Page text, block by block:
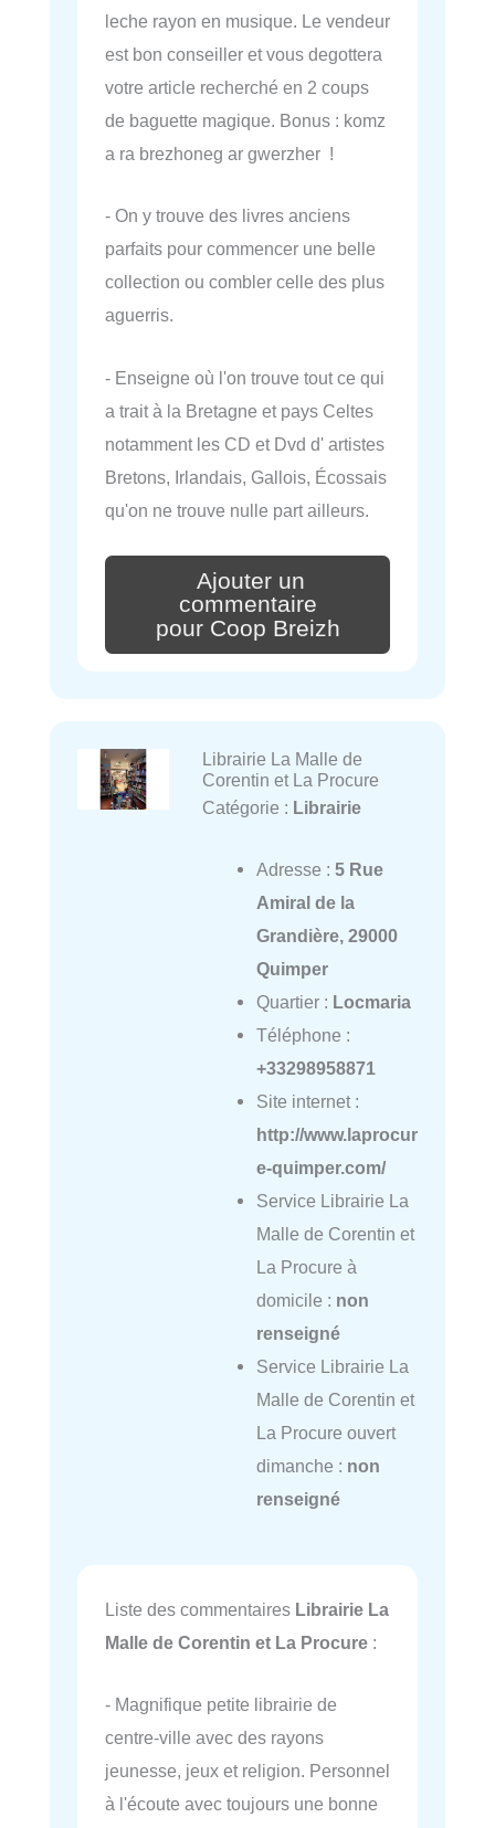
leche rayon en musique. Le vendeur
est bon conseiller et vous degottera
votre article recherché en 2 coups
de baguette magique. Bonus : komz
a ra brezhoneg ar gwerzher !
- On y trouve des livres anciens
parfaits pour commencer une belle
collection ou combler celle des plus
aguerris.
- Enseigne où l'on trouve tout ce qui
a trait à la Bretagne et pays Celtes
notamment les CD et Dvd d' artistes
Bretons, Irlandais, Gallois, Écossais
qu'on ne trouve nulle part ailleurs.
Ajouter un
commentaire
pour Coop Breizh
Librairie La Malle de
Corentin et La Procure
Catégorie : Librairie
Adresse : 5 Rue
Amiral de la
Grandière, 29000
Quimper
Quartier : Locmaria
Téléphone :
+33298958871
Site internet :
http://www.laprocur
e-quimper.com/
Service Librairie La
Malle de Corentin et
La Procure à
domicile : non
renseigné
Service Librairie La
Malle de Corentin et
La Procure ouvert
dimanche : non
renseigné
Liste des commentaires Librairie La
Malle de Corentin et La Procure :
- Magnifique petite librairie de
centre-ville avec des rayons
jeunesse, jeux et religion. Personnel
à l'écoute avec toujours une bonne